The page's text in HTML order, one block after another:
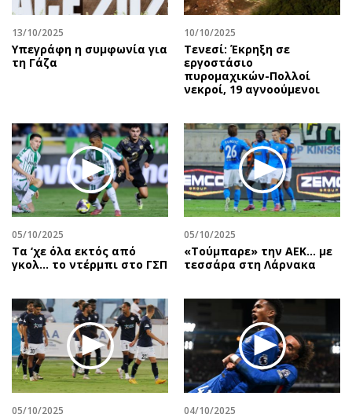
13/10/2025
Υπεγράφη η συμφωνία για
τη Γάζα
10/10/2025
Τενεσί: Έκρηξη σε
εργοστάσιο
πυρομαχικών-Πολλοί
νεκροί, 19 αγνοούμενοι
05/10/2025
Τα ‘χε όλα εκτός από
γκολ… το ντέρμπι στο ΓΣΠ
05/10/2025
«Τούμπαρε» την ΑΕΚ… με
τεσσάρα στη Λάρνακα
05/10/2025 04/10/2025